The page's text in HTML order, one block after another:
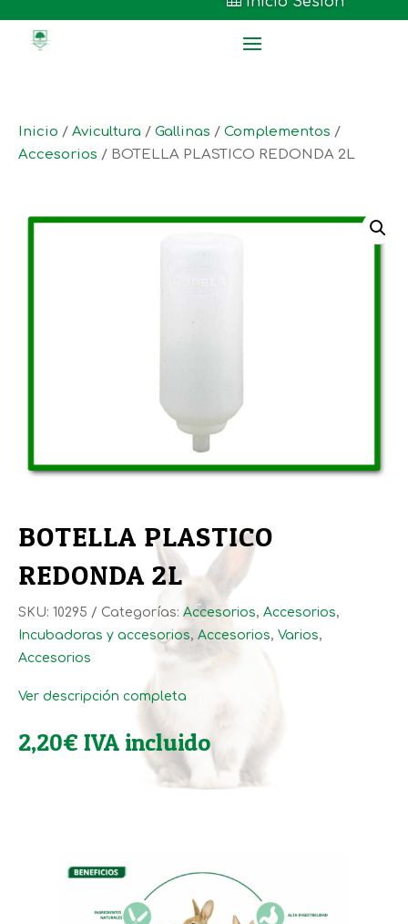
Inicio / Avicultura / Gallinas / Complementos /
Accesorios / BOTELLA PLASTICO REDONDA 2L
BOTELLA PLASTICO
REDONDA 2L
SKU: 10295 Categorías: Accesorios, Accesorios,
Incubadoras y accesorios, Accesorios, Varios,
Accesorios
Ver descripción completa
2,20€ IVA incluido